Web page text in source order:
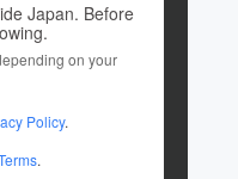
Japan. Before
on your
Policy.
.
トを投稿しています